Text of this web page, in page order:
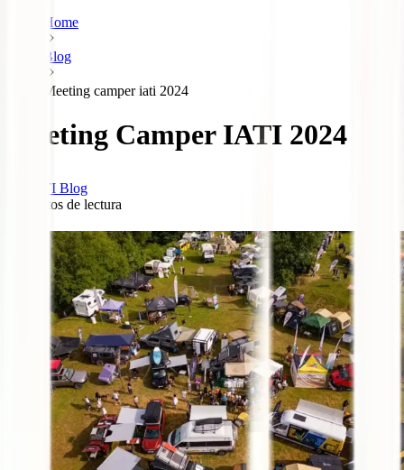
Home
Blog
Meeting camper iati 2024
Meeting Camper IATI 2024
IATI Blog
minutos de lectura